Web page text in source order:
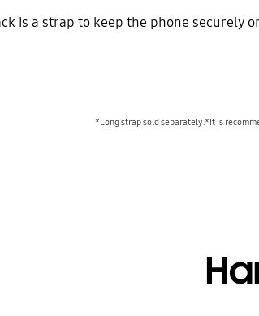
is a strap to keep the phone securely
*Long strap sold separately.*It is